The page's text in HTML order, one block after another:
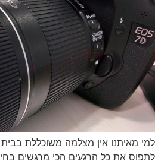
למי מאיתנו אין מצלמה משוכללת
לתפוס את כל הרגעים הכי מרגשים